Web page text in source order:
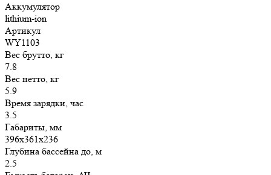
Аккумулятор
lithium-ion
Артикул
WY1103
Вес брутто, кг
7.8
Вес нетто, кг
5.9
Время зарядки, час
3.5
Габариты, мм
396x361x236
Глубина бассейна до, м
2.5